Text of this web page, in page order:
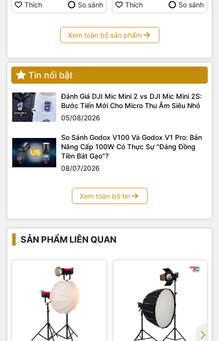
Thích So sánh Thích So sánh
Xem toàn bộ sản phẩm
Tin nổi bật
Đánh Giá DJI Mic Mini 2 vs DJI Mic Mini 2S:
Bước Tiến Mới Cho Micro Thu Âm Siêu Nhỏ
05/08/2026
So Sánh Godox V100 Và Godox V1 Pro: Bản
Nâng Cấp 100W Có Thực Sự "Đáng Đồng
Tiền Bát Gạo"?
08/07/2026
Xem toàn bộ tin
SẢN PHẨM LIÊN QUAN